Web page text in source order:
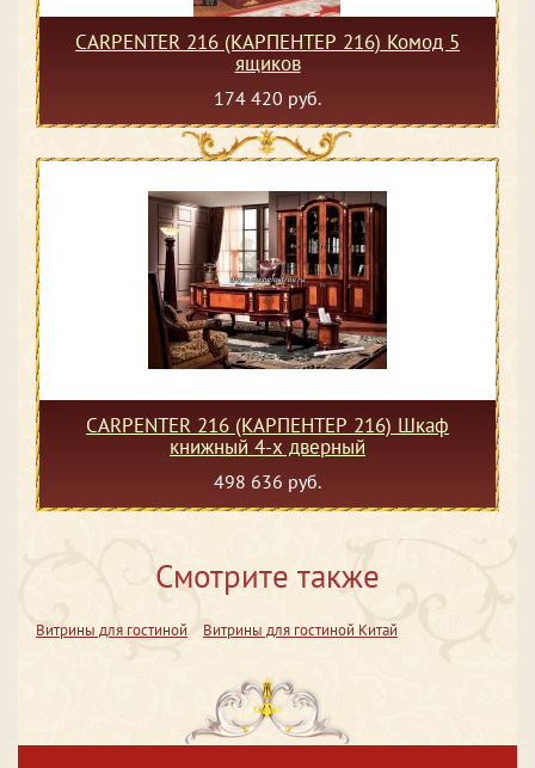
CARPENTER 216 (КАРПЕНТЕР 216) Комод 5
ящиков
174 420 руб.
CARPENTER 216 (КАРПЕНТЕР 216) Шкаф
книжный 4-х дверный
498 636 руб.
Смотрите также
Витрины для гостиной Витрины для гостиной Китай